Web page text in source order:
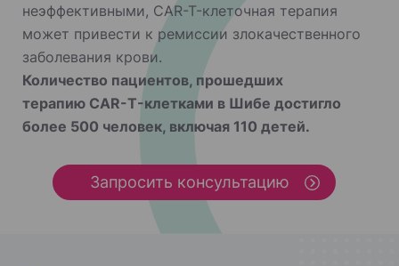
неэффективными, CAR-T-клеточная терапия
может привести к ремиссии злокачественного
заболевания крови.
Количество пациентов, прошедших
терапию CAR-T-клетками в Шибе достигло
более 500 человек, включая 110 детей.
Запросить консультацию